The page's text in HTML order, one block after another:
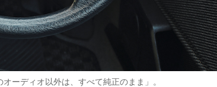
ーディオ以外は、すべて純正のまま」。